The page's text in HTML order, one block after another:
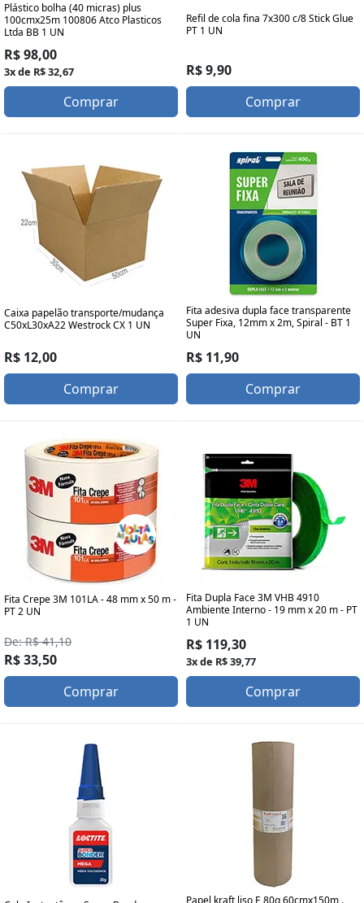
Plástico bolha (40 micras) plus
100cmx25m 100806 Atco Plasticos
Ltda BB 1 UN
R$ 98,00
3x de R$ 32,67
Comprar
Refil de cola fina 7x300 c/8 Stick Glue
PT 1 UN
R$ 9,90
Comprar
Caixa papelão transporte/mudança
C50xL30xA22 Westrock CX 1 UN
R$ 12,00
Comprar
Fita adesiva dupla face transparente
Super Fixa, 12mm x 2m, Spiral - BT 1
UN
R$ 11,90
Comprar
Fita Crepe 3M 101LA - 48 mm x 50 m -
PT 2 UN
De: R$ 41,10
R$ 33,50
Comprar
Fita Dupla Face 3M VHB 4910
Ambiente Interno - 19 mm x 20 m - PT
1 UN
R$ 119,30
3x de R$ 39,77
Comprar
Papel kraft liso E 80g 60cmx150m .